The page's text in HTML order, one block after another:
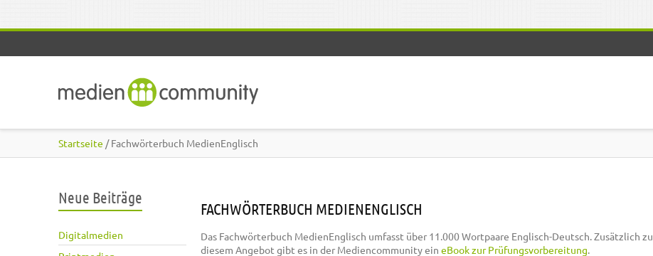
Startseite / Fachwörterbuch MedienEnglisch
Neue Beiträge
Digitalmedien
FACHWÖRTERBUCH MEDIENENGLISCH
Das Fachwörterbuch MedienEnglisch umfasst über 11.000 Wortpaare Englisch-Deutsch. Zusätzlich zu
diesem Angebot gibt es in der Mediencommunity ein eBook zur Prüfungsvorbereitung.